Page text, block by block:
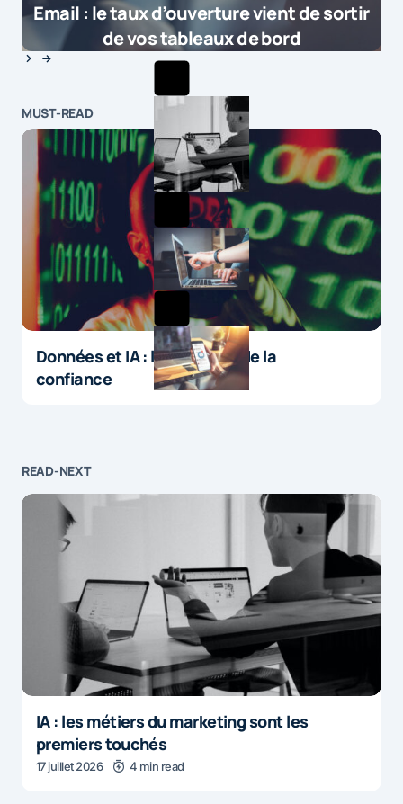
Email : le taux d’ouverture vient de sortir
de vos tableaux de bord
MUST-READ
Données et IA : le paradoxe de la
confiance
READ-NEXT
IA : les métiers du marketing sont les
premiers touchés
17 juillet 2026 4 min read